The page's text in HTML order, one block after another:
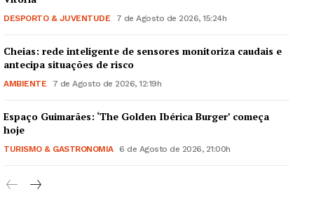
DESPORTO & JUVENTUDE 7 de Agosto de 2026, 15:24h
Cheias: rede inteligente de sensores monitoriza caudais e
antecipa situações de risco
AMBIENTE 7 de Agosto de 2026, 12:19h
Espaço Guimarães: ‘The Golden Ibérica Burger’ começa
hoje
TURISMO & GASTRONOMIA 6 de Agosto de 2026, 21:00h